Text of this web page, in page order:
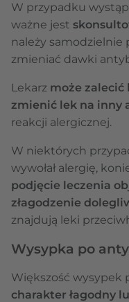
W przypadku
ważne jest
należy samodzielnie
zmieniać dawki
Lekarz może
zmienić lek na inny
reakcji alergicznej.
W niektórych
wywołał alergię,
podjęcie leczenia
złagodzenie
znajdują leki
Wysypka po
Większość wysypek
charakter łagodny